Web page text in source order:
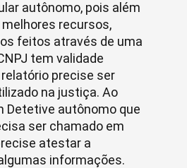
autônomo, pois além
recursos,
feitos através de uma
tem validade
precise ser
na justiça. Ao
Detetive autônomo que
ser chamado em
atestar a
informações.